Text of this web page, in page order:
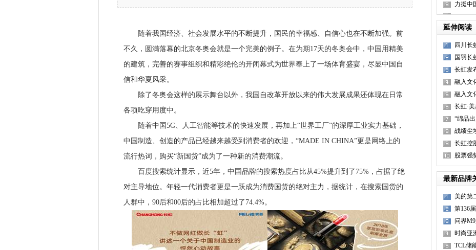
随着我国经济、社会发展水平的不断提升，国民的幸福感、自信心也在不断加强。前
不久，圆满落幕的北京冬奥会就是一个完美的例子。在为期17天的冬奥会中，中国用精美
的建筑，完善的赛事组织和精彩绝伦的开闭幕式为世界奉上了一场体育盛宴，尽显中国自
信和华夏风采。
除了冬奥会这样的展示舞台以外，我国自改革开放以来的伟大发展成果还体现在日常
各项吃穿用度中。
随着中国5G、人工智能等技术的快速发展，再加上“世界工厂”的深厚工业实力基础，
中国制造、创造的产品已经越来越受到消费者的欢迎，“MADE IN CHINA”更是网络上的
流行热词，购买“新国货”成为了一种新的消费潮流。
百度搜索统计显示，近5年，中国品牌的搜索热度占比从45%提升到了75%，占据了绝
对主导地位。年轻一代消费者更是一跃成为消费国货的绝对主力，据统计，在搜索国货的
人群中，90后和00后的占比相加超过了74.4%。
实力彰
力挺中
延伸阅读
四川长
增利成
国羽长
力"科
长虹发
融入文
造用户
融入文
造用户
长虹·
潮“新
“绵品
门
战绩尘
长虹控
牌“新
股票强
最新品牌
美的第
未来
第136
新征
问界
主流
时尚亚
彩
TCL储